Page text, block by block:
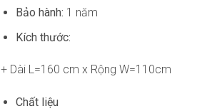
Bảo hành: 1 năm
Kích thước:
+ Dài L=160 cm x Rộng W=110cm
Chất liệu